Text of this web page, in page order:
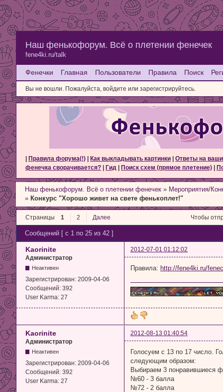
Наш фенькофорум. Всё о плетении фенечек
fene4ki.ru/talk
Фенечки Главная Пользователи Правила Поиск
Вы не вошли. Пожалуйста, войдите или зарегистрируйтесь.
Правила форума(!) Как выкладывать картинки
Ответы на
фенечка сворачивается?
Гид Поиск схем (прямое плетение)
Наш фенькофорум. Всё о плетении фенечек » Мероприятия/
» Конкурс "Хорошо живет на свете фенькоплет!"
Страницы 1 2 Далее Чтобы
Сообщений [ с 1 по 25 из 42 ]
Kaorinite
2012-07-01 01:12:02
Администратор
Неактивен
Зарегистрирован: 2009-04-06
Сообщений: 392
User Karma: 27
Правила: http://fene4ki.ru/
Kaorinite
2012-08-13 01:40:54
Администратор
Неактивен
Зарегистрирован: 2009-04-06
Сообщений: 392
User Karma: 27
Голосуем с 13 по 17 число.
следующим образом:
Выбираем 3 понравившиеся
№60 - 3 балла
№72 - 2 балла